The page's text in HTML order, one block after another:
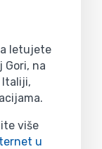
letujete
Gori, na
Italiji,
više
u